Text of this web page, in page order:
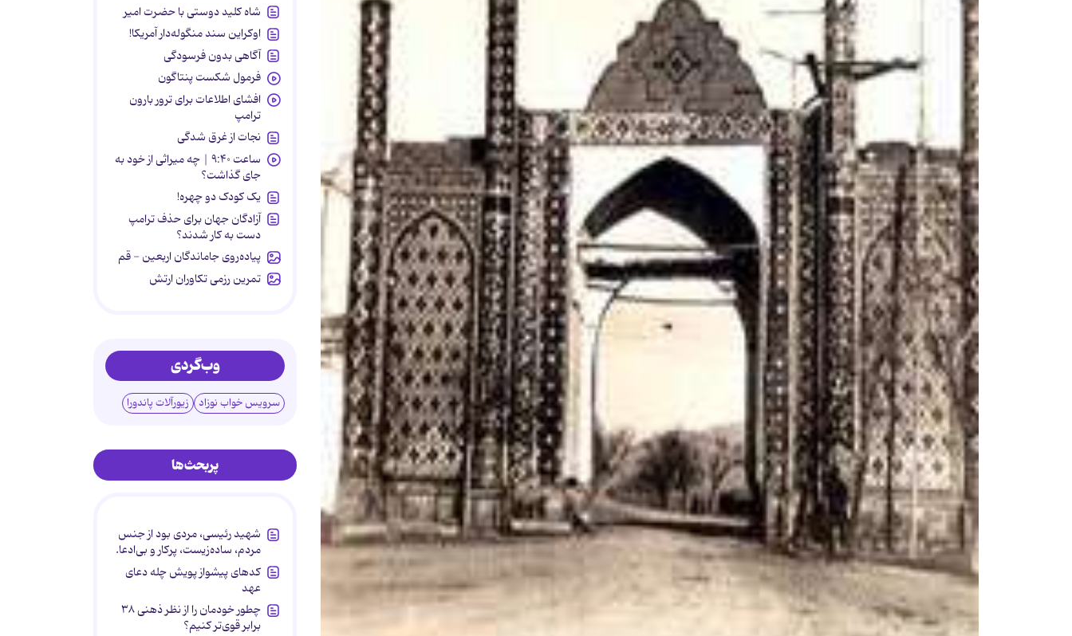
شاه کلید دوستی با حضرت امیر
اوکراین سند منگوله‌دار آمریکا!
آگاهی بدون فرسودگی
فرمول شکست پنتاگون
افشای اطلاعات برای ترور بارون
ترامپ
نجات از غرق شدگی
ساعت ۹:۴۰ | چه میراثی از خود به
جای گذاشت؟
یک کودک دو چهره!
آزادگان جهان برای حذف ترامپ
دست به کار شدند؟
پیاده‌روی جاماندگان اربعین - قم
تمرین رزمی تکاوران ارتش
وب‌گردی
سرویس خواب نوزاد زیورآلات پاندورا
پربحث‌ها
شهید رئیسی، مردی بود از جنس
مردم، ساده‌زیست، پرکار و بی‌ادعا.
کدهای پیشواز پویش چله دعای
عهد
چطور خودمان را از نظر ذهنی ۳۸
برابر قوی‌تر کنیم؟